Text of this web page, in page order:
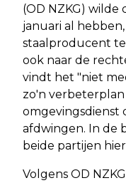
(OD NZKG) wilde
januari al
staalproducent
ook naar de
vindt het "niet
zo'n
omgevingsdienst
afdwingen. In de
beide partijen
Volgens OD